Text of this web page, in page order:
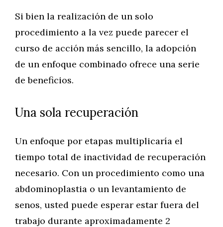
Si bien la realización de un solo
procedimiento a la vez puede parecer el
curso de acción más sencillo, la adopción
de un enfoque combinado ofrece una serie
de beneficios.
Una sola recuperación
Un enfoque por etapas multiplicaría el
tiempo total de inactividad de recuperación
necesario. Con un procedimiento como una
abdominoplastia o un levantamiento de
senos, usted puede esperar estar fuera del
trabajo durante aproximadamente 2